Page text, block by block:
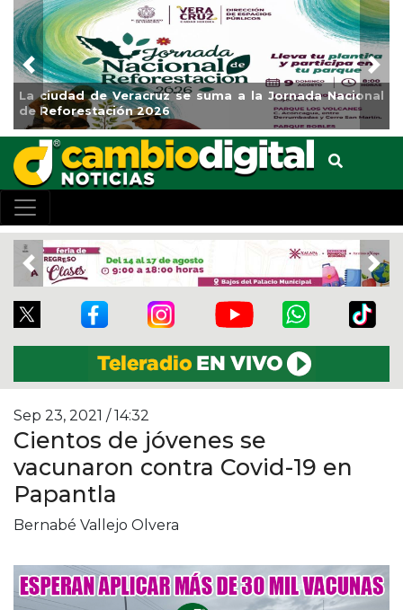
Nacional
Impulsa Gobierno Municipal Expo
Clases
Previous
Previous
Sep 23, 2021 / 14:32
Cientos de jóvenes se
vacunaron contra Covid-19 en
Papantla
Bernabé Vallejo Olvera